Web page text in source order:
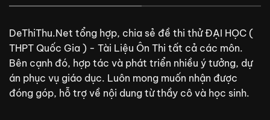
DeThiThu.Net tổng hợp, chia sẻ đề thi thử ĐẠI HỌC (
THPT Quốc Gia ) - Tài Liệu Ôn Thi tất cả các môn.
Bên cạnh đó, hợp tác và phát triển nhiều ý tưởng, dự
án phục vụ giáo dục. Luôn mong muốn nhận được
đóng góp, hỗ trợ về nội dung từ thầy cô và học sinh.